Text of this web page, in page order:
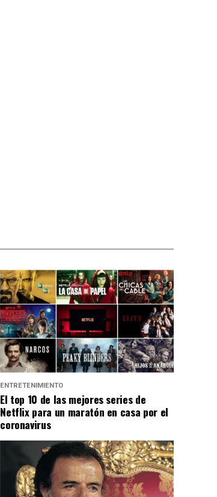
ENTRETENIMIENTO
El top 10 de las mejores series de
Netflix para un maratón en casa por el
coronavirus